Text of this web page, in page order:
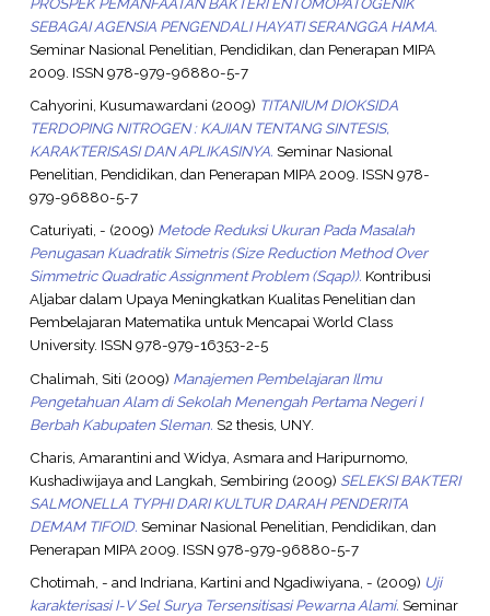
SEBAGAI AGENSIA PENGENDALI HAYATI SERANGGA HAMA.
Seminar Nasional Penelitian, Pendidikan, dan Penerapan MIPA
2009. ISSN 978-979-96880-5-7
Cahyorini, Kusumawardani (2009) TITANIUM DIOKSIDA
TERDOPING NITROGEN : KAJIAN TENTANG SINTESIS,
KARAKTERISASI DAN APLIKASINYA. Seminar Nasional
Penelitian, Pendidikan, dan Penerapan MIPA 2009. ISSN 978-
979-96880-5-7
Caturiyati, - (2009) Metode Reduksi Ukuran Pada Masalah
Penugasan Kuadratik Simetris (Size Reduction Method Over
Simmetric Quadratic Assignment Problem (Sqap)). Kontribusi
Aljabar dalam Upaya Meningkatkan Kualitas Penelitian dan
Pembelajaran Matematika untuk Mencapai World Class
University. ISSN 978-979-16353-2-5
Chalimah, Siti (2009) Manajemen Pembelajaran Ilmu
Pengetahuan Alam di Sekolah Menengah Pertama Negeri I
Berbah Kabupaten Sleman. S2 thesis, UNY.
Charis, Amarantini and Widya, Asmara and Haripurnomo,
Kushadiwijaya and Langkah, Sembiring (2009) SELEKSI BAKTERI
SALMONELLA TYPHI DARI KULTUR DARAH PENDERITA
DEMAM TIFOID. Seminar Nasional Penelitian, Pendidikan, dan
Penerapan MIPA 2009. ISSN 978-979-96880-5-7
Chotimah, - and Indriana, Kartini and Ngadiwiyana, - (2009) Uji
karakterisasi I-V Sel Surya Tersensitisasi Pewarna Alami. Seminar